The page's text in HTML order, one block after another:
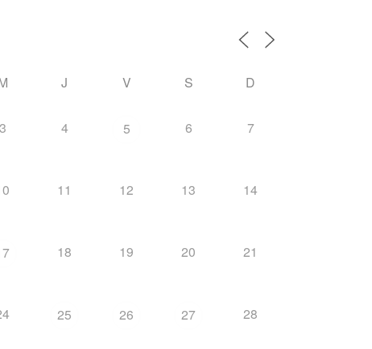
J V S D
3 4 5 6 7
11 12 13 14
18 19 20 21
25 26 27 28